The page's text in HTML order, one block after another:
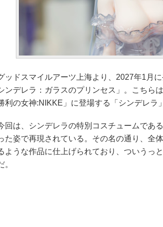
ドスマイルアーツ上海より、2027年1月
ンデレラ：ガラスのプリンセス」。こちら
利の女神:NIKKE」に登場する「シンデレラ
は、シンデレラの特別コスチュームであ
た姿で再現されている。その名の通り、全
ような作品に仕上げられており、ついうっ
。